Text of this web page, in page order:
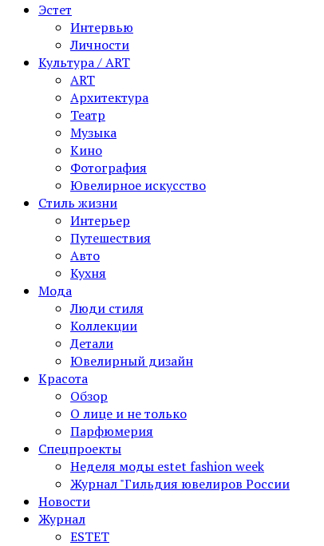
Эстет
Интервью
Личности
Культура / ART
ART
Архитектура
Театр
Музыка
Кино
Фотография
Ювелирное искусство
Стиль жизни
Интерьер
Путешествия
Авто
Кухня
Мода
Люди стиля
Коллекции
Детали
Ювелирный дизайн
Красота
Обзор
О лице и не только
Парфюмерия
Спецпроекты
Неделя моды estet fashion week
Журнал "Гильдия ювелиров России
Новости
Журнал
ESTET